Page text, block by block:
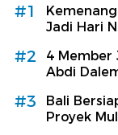
#1
Jadi Hari
#2
4 Member
Abdi
#3
Bali
Proyek